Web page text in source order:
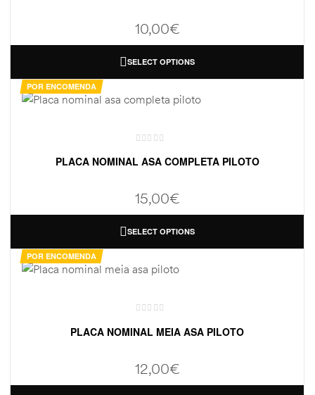
10,00€
SELECT OPTIONS
POR ENCOMENDA
PLACA NOMINAL ASA COMPLETA PILOTO
15,00€
SELECT OPTIONS
POR ENCOMENDA
PLACA NOMINAL MEIA ASA PILOTO
12,00€